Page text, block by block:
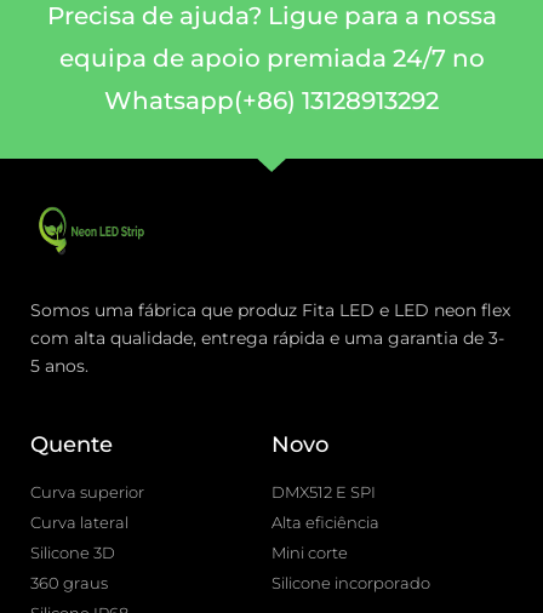
Precisa de ajuda? Ligue para a nossa
equipa de apoio premiada 24/7 no
Whatsapp(+86) 13128913292
Somos uma fábrica que produz Fita LED e LED neon flex
com alta qualidade, entrega rápida e uma garantia de 3-
5 anos.
Quente
Curva superior
Curva lateral
Silicone 3D
360 graus
Novo
DMX512 E SPI
Alta eficiência
Mini corte
Silicone incorporado